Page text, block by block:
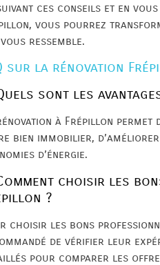
ces conseils et en
vous pourrez
ressemble.
sur la rénovation
sont les
à Frépillon permet
bien immobilier,
d’énergie.
choisir les
?
choisir les bons
de vérifier leur
pour comparer les